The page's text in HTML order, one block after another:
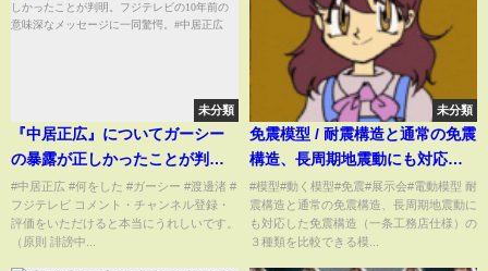
未分類
『中居正広』についてガーシー
の暴露が正しかったことが判
明。フジテレビの10年前の意味
深なメッセージに一同驚愕。#中
居正広
#中居正広 #何をした #ガーシー #渡邊渚 #
フジテレビ コメント・チャンネル登録・
評価をいただけると本当にうれしいです。
（原則 誹謗中...
未分類
免震模型 / 耐震構造と通常の免震
構造、長周期地震動にも対応し
た免震構造の３種類を比較
#模型#動く模型#免震#展示会#電動模型 耐
震構造と通常の免震構造、長周期地震動に
も対応した免震構造（一条工務店仕様）の
３種類を比較できる模...